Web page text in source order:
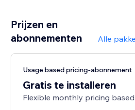
Prijzen en
abonnementen
Alle
Usage based pricing-abonnement
Gratis te installeren
Flexible monthly pricing